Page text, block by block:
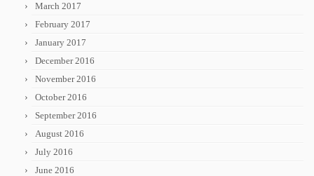
March 2017
February 2017
January 2017
December 2016
November 2016
October 2016
September 2016
August 2016
July 2016
June 2016